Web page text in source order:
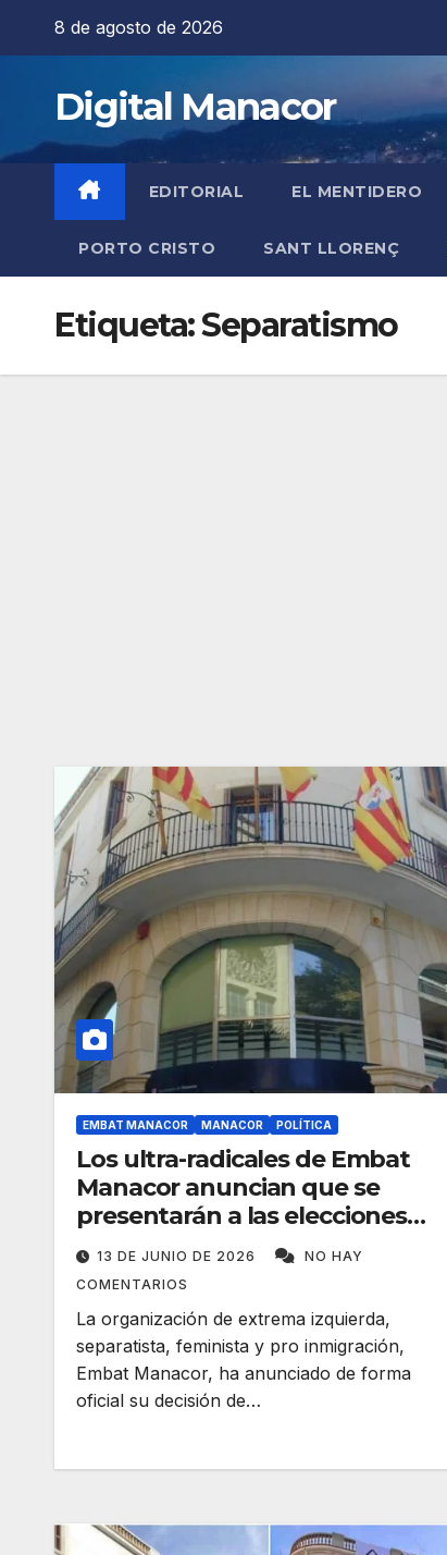
8 de agosto de 2026
Digital Manacor
EDITORIAL EL MENTIDERO
PORTO CRISTO SANT LLORENÇ
Etiqueta:Separatismo
EMBAT MANACOR MANACOR POLÍTICA
Los ultra-radicales de Embat
Manacor anuncian que se
presentarán a las elecciones
municipales
13 DE JUNIO DE 2026
NO HAY
COMENTARIOS
La organización de extrema izquierda,
separatista, feminista y pro inmigración,
Embat Manacor, ha anunciado de forma
oficial su decisión de…